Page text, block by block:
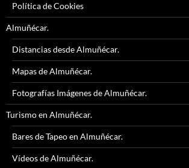
Política de Cookies
Almuñécar.
Distancias desde Almuñécar.
Mapas de Almuñécar.
Fotografías Imágenes de Almuñécar.
Turismo en Almuñécar.
Bares de Tapeo en Almuñécar.
Vídeos de Almuñécar.